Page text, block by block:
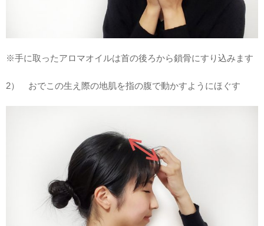
※手に取ったアロマオイルは首の後ろから鎖骨にすり込みます
2） おでこの生え際の地肌を指の腹で動かすようにほぐす